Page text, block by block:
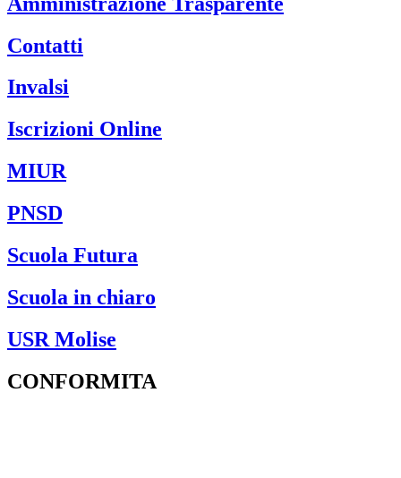
Contatti
Invalsi
Iscrizioni Online
MIUR
PNSD
Scuola Futura
Scuola in chiaro
USR Molise
CONFORMITA